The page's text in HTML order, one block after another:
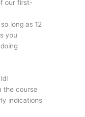
our first-
long as 12
you
the course
indications